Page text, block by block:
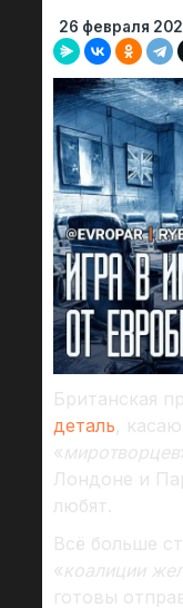
26 февраля
Британская
деталь,
«миротворцев
Лондоне и
любят.
Всё больше
«коалиции
готовы